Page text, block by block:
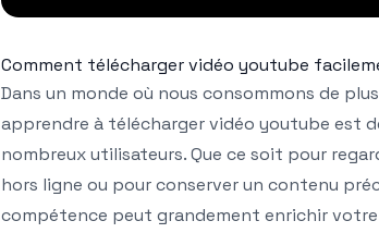
Comment télécharger vidéo youtube
Dans un monde où nous consommons de
apprendre à télécharger vidéo youtube est
nombreux utilisateurs. Que ce soit pour
hors ligne ou pour conserver un contenu
compétence peut grandement enrichir votre